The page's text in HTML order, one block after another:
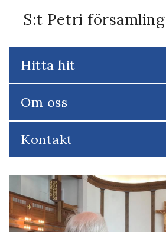
S:t Petri församling
Hitta hit
Om oss
Kontakt